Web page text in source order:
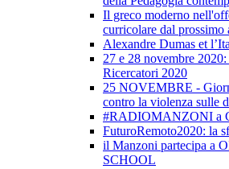
Il greco moderno
curricolare dal prossimo
Alexandre Dumas et
27 e 28 novembre
Ricercatori 2020
25 NOVEMBRE -
contro la violenza sulle
#RADIOMANZONI a
FuturoRemoto2020: la
il Manzoni partecipa a
SCHOOL